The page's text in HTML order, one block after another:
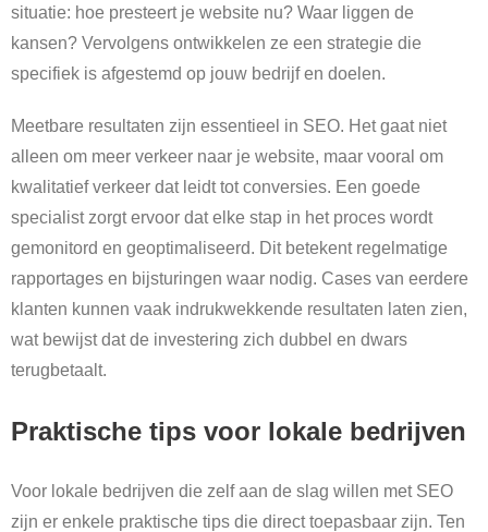
situatie: hoe presteert je website nu? Waar liggen de
kansen? Vervolgens ontwikkelen ze een strategie die
specifiek is afgestemd op jouw bedrijf en doelen.
Meetbare resultaten zijn essentieel in SEO. Het gaat niet
alleen om meer verkeer naar je website, maar vooral om
kwalitatief verkeer dat leidt tot conversies. Een goede
specialist zorgt ervoor dat elke stap in het proces wordt
gemonitord en geoptimaliseerd. Dit betekent regelmatige
rapportages en bijsturingen waar nodig. Cases van eerdere
klanten kunnen vaak indrukwekkende resultaten laten zien,
wat bewijst dat de investering zich dubbel en dwars
terugbetaalt.
Praktische tips voor lokale bedrijven
Voor lokale bedrijven die zelf aan de slag willen met SEO
zijn er enkele praktische tips die direct toepasbaar zijn. Ten